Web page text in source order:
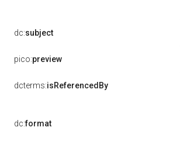
dc:subject
pico:preview
dcterms:isReferencedBy
dc:format